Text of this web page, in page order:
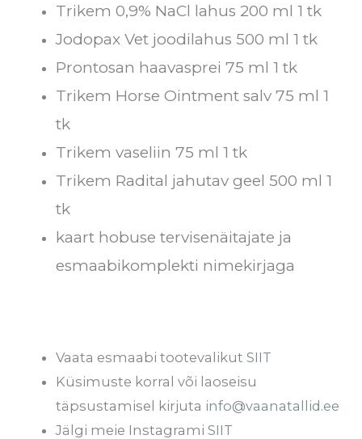
Trikem 0,9% NaCl lahus 200 ml 1 tk
Jodopax Vet joodilahus 500 ml 1 tk
Prontosan haavasprei 75 ml 1 tk
Trikem Horse Ointment salv 75 ml 1
tk
Trikem vaseliin 75 ml 1 tk
Trikem Radital jahutav geel 500 ml 1
tk
kaart hobuse tervisenäitajate ja
esmaabikomplekti nimekirjaga
Vaata esmaabi tootevalikutSIIT
Küsimuste korral või laoseisu
täpsustamisel kirjuta info@vaanatallid.ee
Jälgi meie InstagramiSIIT